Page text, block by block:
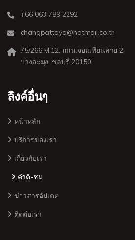
+66 063 789 2292
changpattaya@hotmail.co.th
75/266 M.12, ถนน.จอมเทียนสาย 2,
บางละมุง, ชลบุรี 20150
ลิงค์อื่นๆ
หน้าหลัก
บริการของเรา
เกี่ยวกับเรา
คำติ-ชม
ข่าวสารอัปเดต
ติดต่อเรา